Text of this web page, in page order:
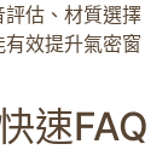
估、材質選擇
效提升氣密窗
速FAQ